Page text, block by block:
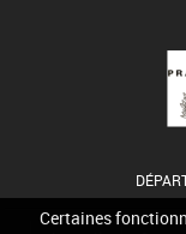
Certaines